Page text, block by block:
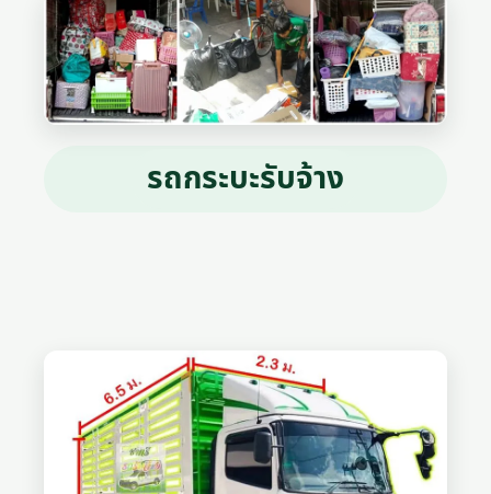
รถกระบะรับจ้าง